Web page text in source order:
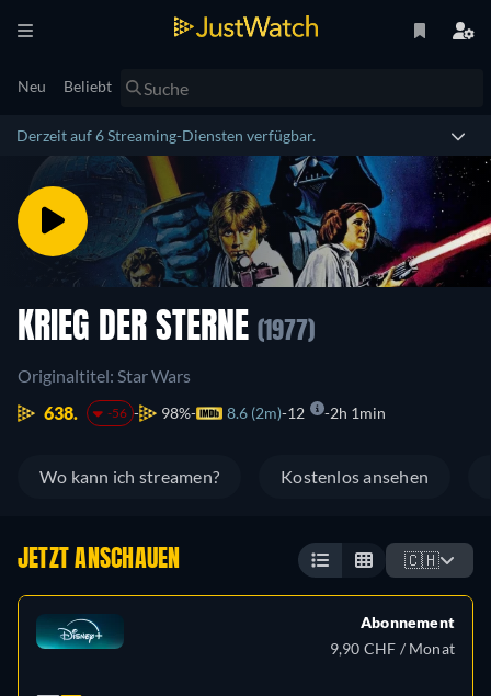
Neu Beliebt
Derzeit auf 6 Streaming-Diensten verfügbar.
KRIEG DER STERNE (1977)
Originaltitel: Star Wars
638.
-56 98% 8.6 (2m) 12 2h 1min
Wo kann ich streamen? Kostenlos ansehen
JETZT ANSCHAUEN 🇨🇭
Abonnement
9,90 CHF / Monat